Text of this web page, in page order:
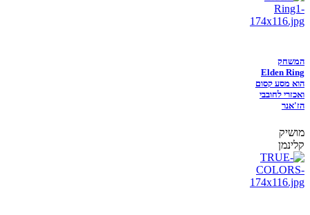
המשחק
Elden Ring
הוא מסע קסום
ואכזרי לחובבי
הז'אנר
מושיק
קלינמן